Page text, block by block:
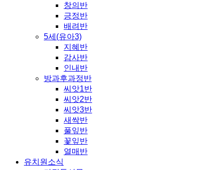
창의반
긍정반
배려반
5세(유아3)
지혜반
감사반
인내반
방과후과정반
씨앗1반
씨앗2반
씨앗3반
새싹반
풀잎반
꽃잎반
열매반
유치원소식